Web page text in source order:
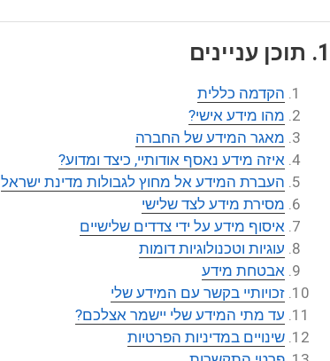
תוכן עניינים
הקדמה כללית
מהו מידע אישי?
מאגר המידע של החברה
איזה מידע נאסף אודותיי, כיצד ומדוע?
העברת המידע אל מחוץ לגבולות מדינת ישראל
מסירת מידע לצד שלישי
איסוף מידע על ידי צדדים שלישיים
עוגיות וטכנולוגיות דומות
אבטחת מידע
זכויותיי בקשר עם המידע שלי
עד מתי המידע שלי יישמר אצלכם?
שינויים במדיניות הפרטיות